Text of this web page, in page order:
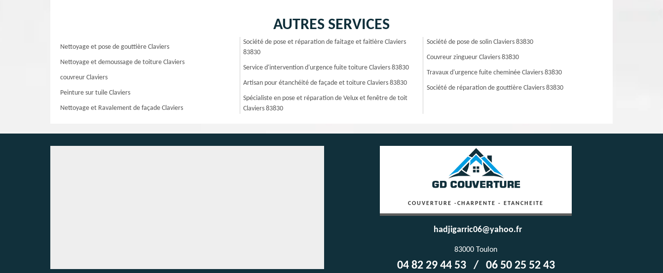
AUTRES SERVICES
Nettoyage et pose de gouttière Claviers
Nettoyage et demoussage de toiture Claviers
couvreur Claviers
Peinture sur tuile Claviers
Nettoyage et Ravalement de façade Claviers
Société de pose et réparation de faitage et faitière Claviers
83830
Service d'intervention d'urgence fuite toiture Claviers 83830
Artisan pour étanchéité de façade et toiture Claviers 83830
Spécialiste en pose et réparation de Velux et fenêtre de toit
Claviers 83830
Société de pose de solin Claviers 83830
Couvreur zingueur Claviers 83830
Travaux d'urgence fuite cheminée Claviers 83830
Société de réparation de gouttière Claviers 83830
COUVERTURE -CHARPENTE - ETANCHEITE
hadjigarric06@yahoo.fr
83000 Toulon
04 82 29 44 53 / 06 50 25 52 43